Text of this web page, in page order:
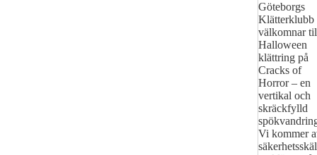
Göteborgs
Klätterklubb
välkomnar
Halloween
klättring på
Cracks of
Horror – en
vertikal och
skräckfylld
Vi kommer
säkerhetsskäl